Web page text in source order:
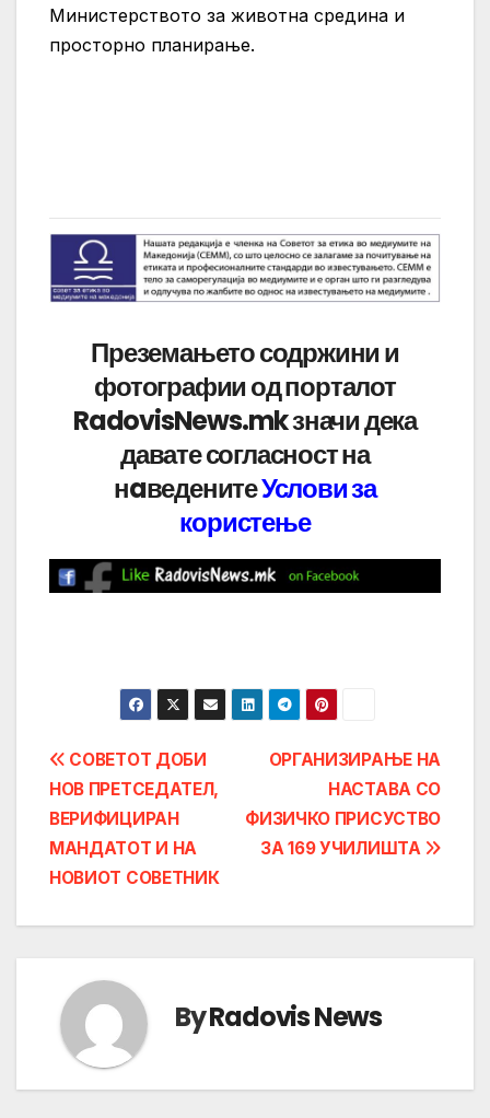
Министерството за животна средина и
просторно планирање.
Преземањето содржини и
фотографии од порталот
RadovisNews.mk значи дека
давате согласност на
нaведенитеУслови за
користење
Post
navigation
ОРГАНИЗИРАЊЕ НА
НАСТАВА СО
ФИЗИЧКО ПРИСУСТВО
ЗА 169 УЧИЛИШТА
СОВЕТОТ ДОБИ
НОВ ПРЕТСЕДАТЕЛ,
ВЕРИФИЦИРАН
МАНДАТОТ И НА
НОВИОТ СОВЕТНИК
ByRadovis News